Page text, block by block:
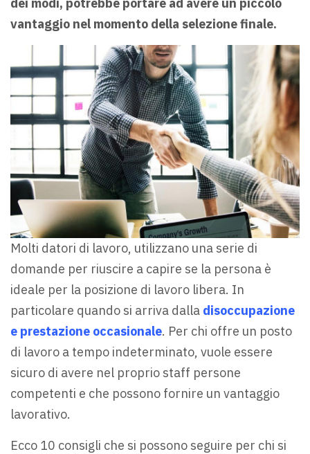
vantaggio nel momento della selezione finale.
Molti datori di lavoro, utilizzano una serie di
domande per riuscire a capire se la persona è
ideale per la posizione di lavoro libera. In
particolare quando si arriva dalla disoccupazione
e prestazione occasionale. Per chi offre un posto
di lavoro a tempo indeterminato, vuole essere
sicuro di avere nel proprio staff persone
competenti e che possono fornire un vantaggio
lavorativo.
Ecco 10 consigli che si possono seguire per chi si